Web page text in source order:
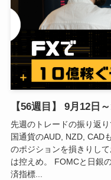
【56週目】 9月12日
先週のトレードの振り返
国通貨のAUD, NZD, CAD
のポジションを損きりし
は控えめ。 FOMCと日銀
済指標...